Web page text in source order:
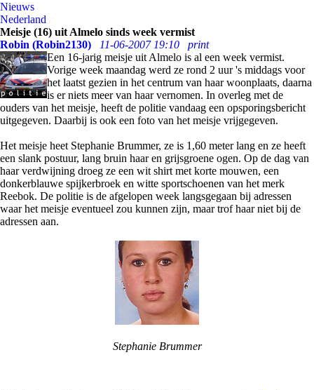
Nieuws
Nederland
Meisje (16) uit Almelo sinds week vermist
Robin (Robin2130)
11-06-2007 19:10
print
Een 16-jarig meisje uit Almelo is al een week vermist.
Vorige week maandag werd ze rond 2 uur 's middags voor
het laatst gezien in het centrum van haar woonplaats, daarna
is er niets meer van haar vernomen. In overleg met de
ouders van het meisje, heeft de politie vandaag een opsporingsbericht
uitgegeven. Daarbij is ook een foto van het meisje vrijgegeven.
Het meisje heet Stephanie Brummer, ze is 1,60 meter lang en ze heeft
een slank postuur, lang bruin haar en grijsgroene ogen. Op de dag van
haar verdwijning droeg ze een wit shirt met korte mouwen, een
donkerblauwe spijkerbroek en witte sportschoenen van het merk
Reebok. De politie is de afgelopen week langsgegaan bij adressen
waar het meisje eventueel zou kunnen zijn, maar trof haar niet bij de
adressen aan.
Stephanie Brummer